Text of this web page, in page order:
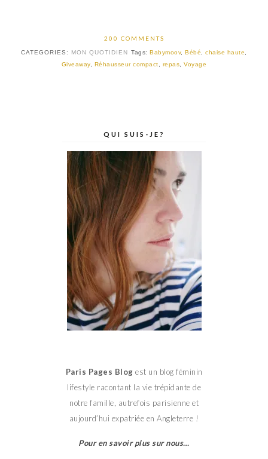
200 COMMENTS
CATEGORIES: MON QUOTIDIEN Tags:Babymoov,Bébé ,chaise haute
Giveaway, Réhausseur compact repas ,Voyage
QUI SUIS-JE?
Paris Pages Blog est un blog féminin
lifestyle racontant la vie trépidante de
notre famille, autrefois parisienne et
aujourd’hui expatriée en Angleterre !
Pour en savoir plus sur nous…